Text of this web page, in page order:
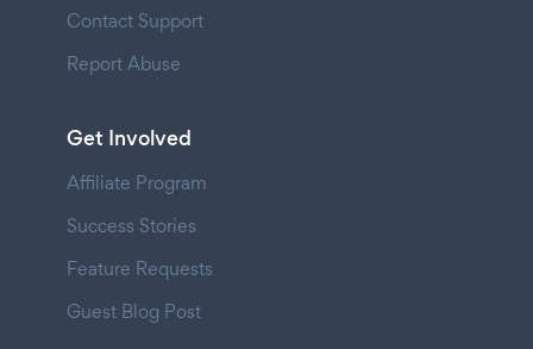
Contact Support
Report Abuse
Get Involved
Affiliate Program
Success Stories
Feature Requests
Guest Blog Post